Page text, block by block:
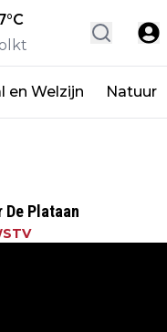
°C
en Welzijn Natuur
De Plataan